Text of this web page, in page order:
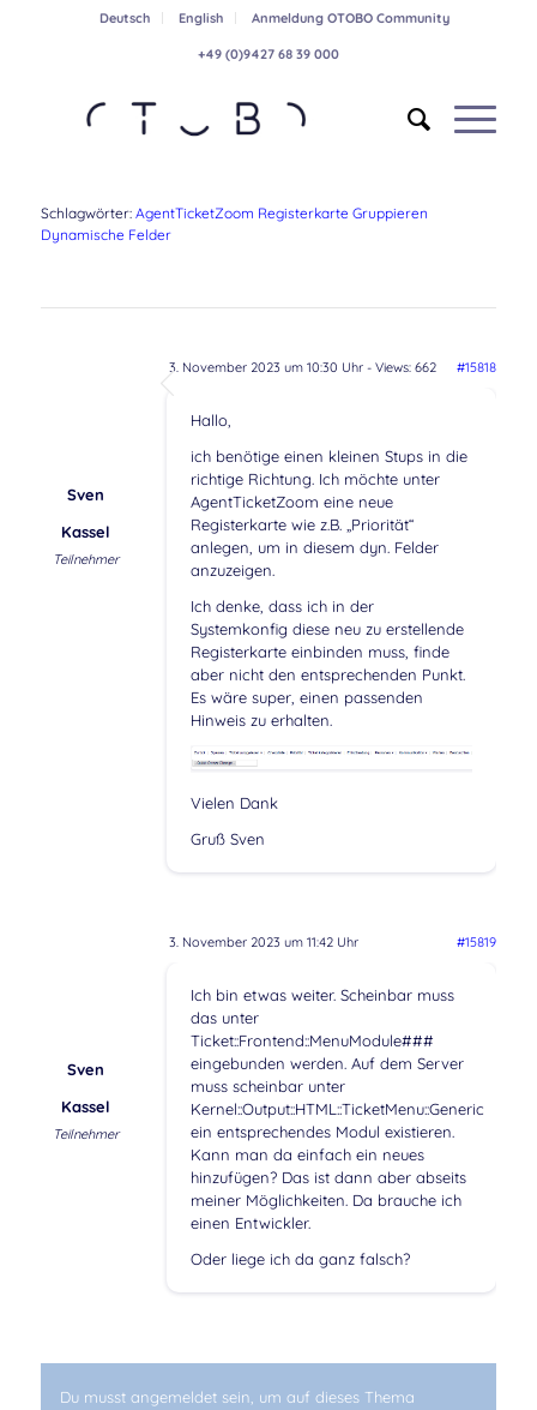
Deutsch English Anmeldung OTOBO Community
+49 (0)9427 68 39 000
Schlagwörter: AgentTicketZoom Registerkarte Gruppieren
Dynamische Felder
3. November 2023 um 10:30 Uhr- Views: 662 #15818
Sven
Kassel
Teilnehmer
Hallo,
ich benötige einen kleinen Stups in die
richtige Richtung. Ich möchte unter
AgentTicketZoom eine neue
Registerkarte wie z.B. „Priorität“
anlegen, um in diesem dyn. Felder
anzuzeigen.
Ich denke, dass ich in der
Systemkonfig diese neu zu erstellende
Registerkarte einbinden muss, finde
aber nicht den entsprechenden Punkt.
Es wäre super, einen passenden
Hinweis zu erhalten.
Vielen Dank
Gruß Sven
3. November 2023 um 11:42 Uhr #15819
Sven
Kassel
Teilnehmer
Ich bin etwas weiter. Scheinbar muss
das unter
Ticket::Frontend::MenuModule###
eingebunden werden. Auf dem Server
muss scheinbar unter
Kernel::Output::HTML::TicketMenu::Generic
ein entsprechendes Modul existieren.
Kann man da einfach ein neues
hinzufügen? Das ist dann aber abseits
meiner Möglichkeiten. Da brauche ich
einen Entwickler.
Oder liege ich da ganz falsch?
Du musst angemeldet sein, um auf dieses Thema